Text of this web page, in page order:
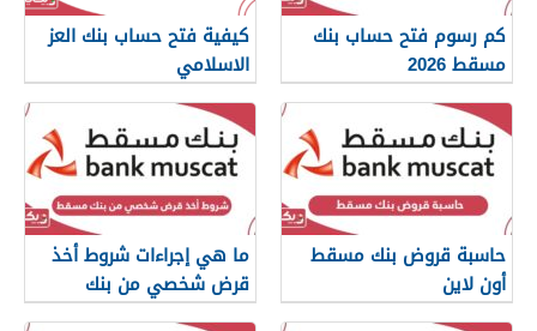
كم رسوم فتح حساب بنك
مسقط 2026
كيفية فتح حساب بنك العز
الاسلامي
حاسبة قروض بنك مسقط
أون لاين
ما هي إجراءات شروط أخذ
قرض شخصي من بنك
مسقط